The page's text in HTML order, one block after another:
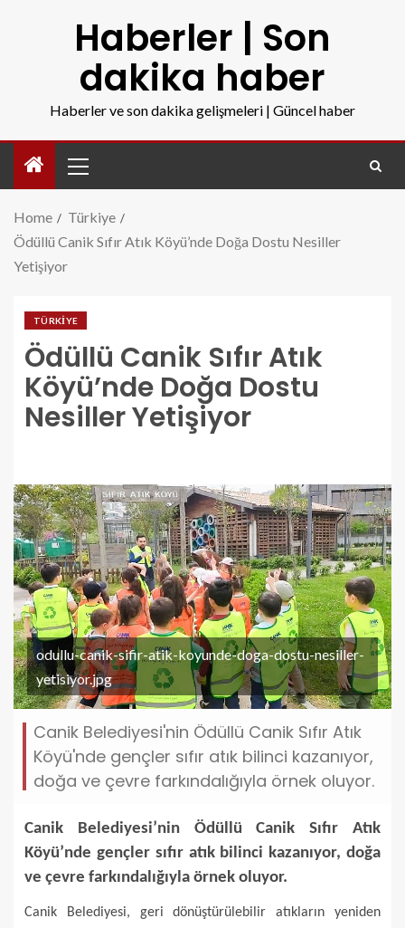
Haberler | Son
dakika haber
Haberler ve son dakika gelişmeleri | Güncel haber
Home
Türkiye
Ödüllü Canik Sıfır Atık Köyü’nde Doğa Dostu Nesiller
Yetişiyor
TÜRKIYE
Ödüllü Canik Sıfır Atık
Köyü’nde Doğa Dostu
Nesiller Yetişiyor
odullu-canik-sifir-atik-koyunde-doga-dostu-nesiller-
yetisiyor.jpg
Canik Belediyesi'nin Ödüllü Canik Sıfır Atık
Köyü'nde gençler sıfır atık bilinci kazanıyor,
doğa ve çevre farkındalığıyla örnek oluyor.
Canik Belediyesi’nin Ödüllü Canik Sıfır Atık
Köyü’nde gençler sıfır atık bilinci kazanıyor, doğa
ve çevre farkındalığıyla örnek oluyor.
Canik Belediyesi, geri dönüştürülebilir atıkların yeniden